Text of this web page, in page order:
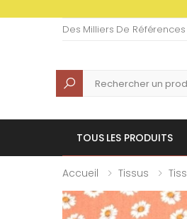
Des Milliers De Références
Recherche
TOUS LES PRODUITS
Accueil Tissus